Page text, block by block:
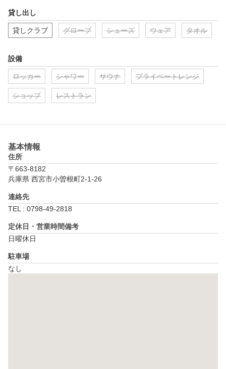
貸し出し
貸しクラブ グローブ シューズ ウェア タオル
設備
ロッカー シャワー サウナ プライベートレンジ
ショップ レストラン
基本情報
住所
〒663-8182
兵庫県 西宮市小曽根町2-1-26
連絡先
TEL : 0798-49-2818
定休日・営業時間備考
日曜休日
駐車場
なし